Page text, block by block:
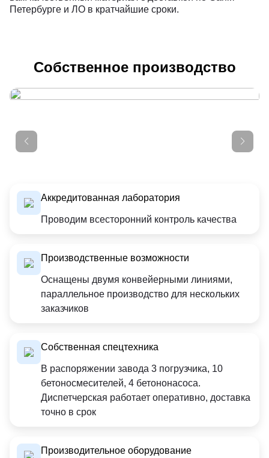
Петербурге и ЛО в кратчайшие сроки.
Собственное производство
Аккредитованная лаборатория
Проводим всесторонний контроль качества
Производственные возможности
Оснащены двумя конвейерными линиями,
параллельное производство для нескольких
заказчиков
Собственная спецтехника
В распоряжении завода 3 погрузчика, 10
бетоносмесителей, 4 бетононасоса.
Диспетчерская работает оперативно, доставка
точно в срок
Производительное оборудование